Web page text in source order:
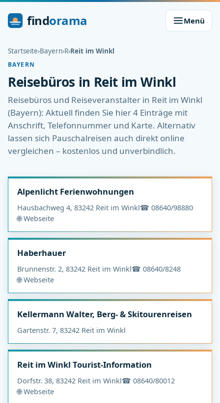
findorama Menü
Startseite›Bayern›R›Reit im Winkl
BAYERN
Reisebüros in Reit im Winkl
Reisebüros und Reiseveranstalter in Reit im Winkl
(Bayern): Aktuell finden Sie hier 4 Einträge mit
Anschrift, Telefonnummer und Karte. Alternativ
lassen sich Pauschalreisen auch direkt online
vergleichen – kostenlos und unverbindlich.
Alpenlicht Ferienwohnungen
Hausbachweg 4, 83242 Reit im Winkl☎ 08640/98880
🌐 Webseite
Haberhauer
Brunnenstr. 2, 83242 Reit im Winkl☎ 08640/8248
🌐 Webseite
Kellermann Walter, Berg- & Skitourenreisen
Gartenstr. 7, 83242 Reit im Winkl
Reit im Winkl Tourist-Information
Dorfstr. 38, 83242 Reit im Winkl☎ 08640/80012
🌐 Webseite